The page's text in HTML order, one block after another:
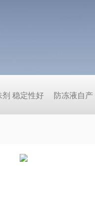
剂 稳定性好 防冻液自产